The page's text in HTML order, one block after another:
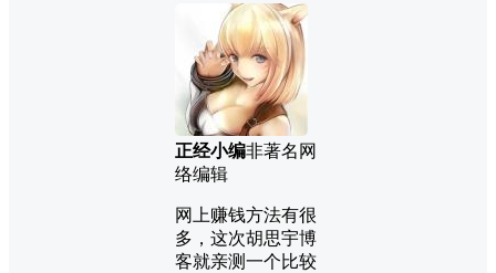
正经小编非著名网
络编辑
网上赚钱方法有很
多，这次胡思宇博
客就亲测一个比较